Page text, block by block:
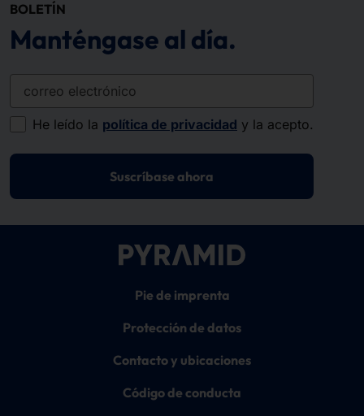
BOLETÍN
Manténgase al día.
correo electrónico
He leído la política de privacidad y la acepto.
Suscríbase ahora
Pie de imprenta
Protección de datos
Contacto y ubicaciones
Código de conducta